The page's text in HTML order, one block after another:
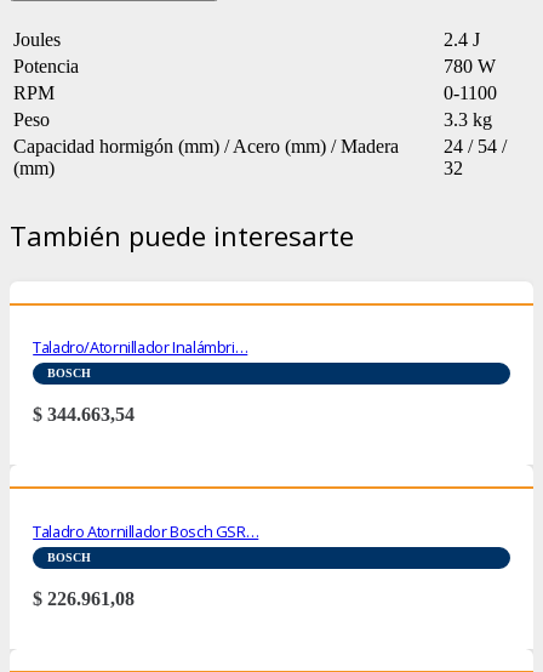
Joules
2.4 J
Potencia
780 W
RPM
0-1100
Peso
3.3 kg
Capacidad hormigón (mm) / Acero (mm) / Madera
(mm)
24 / 54 /
32
También puede interesarte
Taladro/Atornillador Inalámbri…
BOSCH
$ 344.663,54
Taladro Atornillador Bosch GSR…
BOSCH
$ 226.961,08